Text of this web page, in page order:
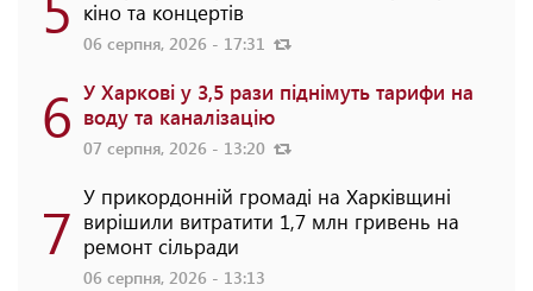
кіно та концертів
06 серпня, 2026 - 17:31
6 У Харкові у 3,5 рази піднімуть тарифи на
воду та каналізацію
07 серпня, 2026 - 13:20
7 У прикордонній громаді на Харківщині
вирішили витратити 1,7 млн гривень на
ремонт сільради
06 серпня, 2026 - 13:13